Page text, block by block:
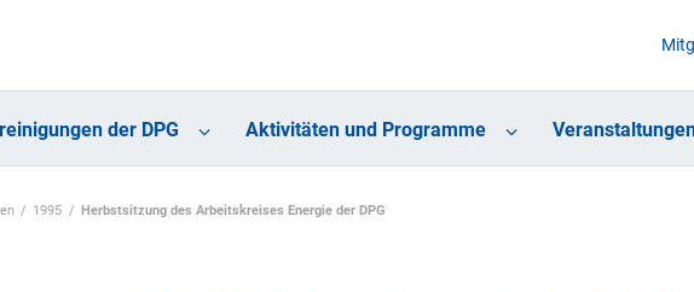
der DPG Aktivitäten und Programme
1995 Herbstsitzung des Arbeitskreises Energie der DPG